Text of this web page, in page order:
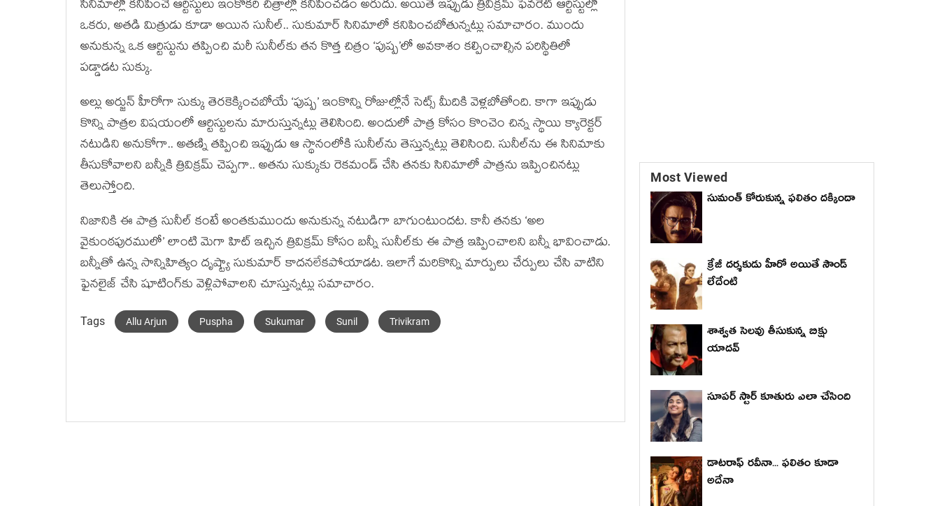
సినిమాల్లో కనిపించే ఆర్టిస్టులు ఇంకొకరి చిత్రాల్లో కనిపించడం అరుదు. అయితే ఇప్పుడు త్రివిక్రమ్ ఫేవరెట్ ఆర్టిస్టుల్లో
ఒకరు, అతడి మిత్రుడు కూడా అయిన సునీల్.. సుకుమార్ సినిమాలో కనిపించబోతున్నట్లు సమాచారం. ముందు
అనుకున్న ఒక ఆర్టిస్టును తప్పించి మరీ సునీల్‌కు తన కొత్త చిత్రం ‘పుష్ప’లో అవకాశం కల్పించాల్సిన పరిస్థితిలో
పడ్డాడట సుక్కు.
అల్లు అర్జున్ హీరోగా సుక్కు తెరకెక్కించబోయే ‘పుష్ప’ ఇంకొన్ని రోజుల్లోనే సెట్స్ మీదికి వెళ్లబోతోంది. కాగా ఇప్పుడు
కొన్ని పాత్రల విషయంలో ఆర్టిస్టులను మారుస్తున్నట్లు తెలిసింది. అందులో పాత్ర కోసం కొంచెం చిన్న స్థాయి క్యారెక్టర్
నటుడిని అనుకోగా.. అతణ్ని తప్పించి ఇప్పుడు ఆ స్థానంలోకి సునీల్‌ను తెస్తున్నట్లు తెలిసింది. సునీల్‌ను ఈ సినిమాకు
తీసుకోవాలని బన్నీకి త్రివిక్రమ్ చెప్పగా.. అతను సుక్కుకు రెకమండ్ చేసి తనకు సినిమాలో పాత్రను ఇప్పించినట్లు
తెలుస్తోంది.
నిజానికి ఈ పాత్ర సునీల్ కంటే అంతకుముందు అనుకున్న నటుడిగా బాగుంటుందట. కానీ తనకు ‘అల
వైకుంఠపురములో’ లాంటి మెగా హిట్ ఇచ్చిన త్రివిక్రమ్ కోసం బన్నీ సునీల్‌కు ఈ పాత్ర ఇప్పించాలని బన్నీ భావించాడు.
బన్నీతో ఉన్న సాన్నిహిత్యం దృష్ట్యా సుకుమార్ కాదనలేకపోయాడట. ఇలాగే మరికొన్ని మార్పులు చేర్పులు చేసి వాటిని
ఫైనలైజ్ చేసి షూటింగ్‌కు వెళ్లిపోవాలని చూస్తున్నట్లు సమాచారం.
Tags Allu Arjun Puspha Sukumar Sunil Trivikram
Most Viewed
సుమంత్ కోరుకున్న ఫలితం దక్కిందా
క్రేజీ దర్శకుడు హీరో అయితే సౌండ్
లేదేంటి
శాశ్వత సెలవు తీసుకున్న బిక్షు
యాదవ్
సూపర్ స్టార్ కూతురు ఎలా చేసింది
డాటరాఫ్ రవీనా... ఫలితం కూడా
అదేనా